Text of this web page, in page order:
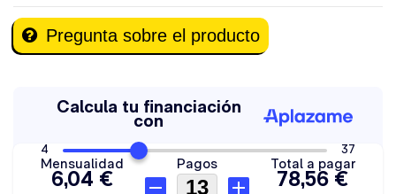
Pregunta sobre el producto